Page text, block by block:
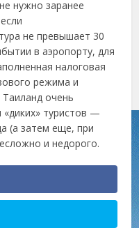
нужно заранее
не превышает 30
в аэропорту, для
налоговая
режима и
очень
туристов —
(а затем еще, при
и недорого.